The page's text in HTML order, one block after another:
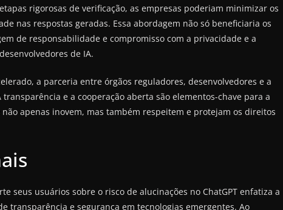
rigorosas de verificação, as empresas poderiam minimizar os
nas respostas geradas. Essa abordagem não só beneficiaria os
de responsabilidade e compromisso com a privacidade e a
de IA.
a parceria entre órgãos reguladores, desenvolvedores e a
e a cooperação aberta são elementos-chave para a
apenas inovem, mas também respeitem e protejam os direitos
seus usuários sobre o risco de alucinações no ChatGPT enfatiza a
transparência e segurança em tecnologias emergentes. Ao